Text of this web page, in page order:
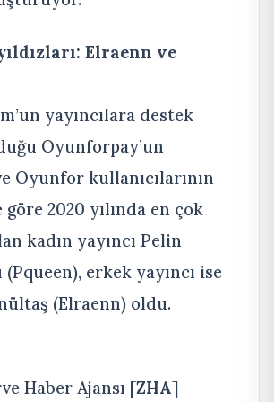
Elraenn ve
yayıncılara destek
Oyunforpay’un
Oyunfor kullanıcılarının
2020 yılında en çok
kadın yayıncı Pelin
erkek yayıncı ise
(Elraenn) oldu.
Haber Ajansı [ZHA]